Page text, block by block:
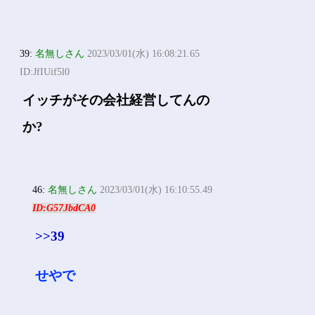
39:名無しさん 2023/03/01(水) 16:08:21.65
ID:JfIUif5l0
イッチがその会社経営してんの
か?
46:名無しさん 2023/03/01(水) 16:10:55.49
ID:G57JbdCA0
>>39
せやで